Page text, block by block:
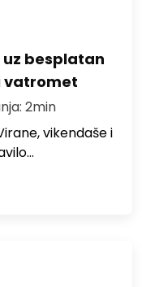
besplatan
vatromet
2min
vikendaše i